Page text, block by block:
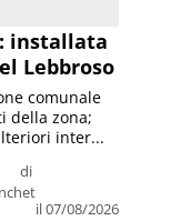
installata
Lebbroso
di
il 07/08/2026
comunale
della zona;
inter...